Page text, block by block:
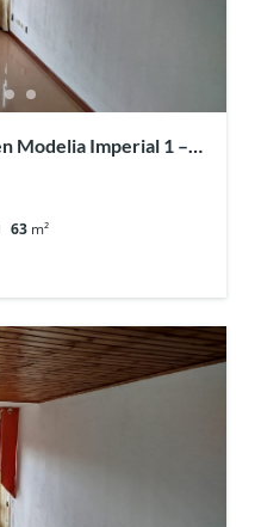
Modelia Imperial 1 –
63 m²